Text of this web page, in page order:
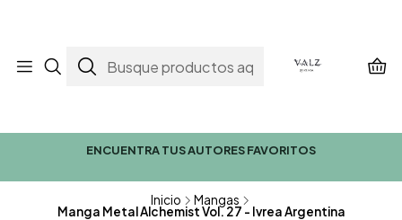
ENCUENTRA TUS AUTORES FAVORITOS
Inicio Mangas
Manga Metal Alchemist Vol. 27 - Ivrea Argentina